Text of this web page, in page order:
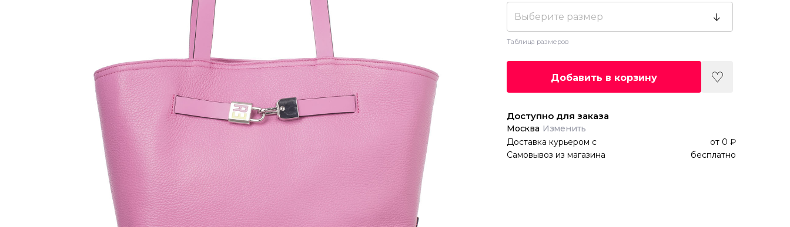
Выберите размер
Таблица размеров
Добавить в корзину
Доступно для заказа
Москва Изменить
Доставка курьером с от 0 ₽
Самовывоз из магазина
бесплатно